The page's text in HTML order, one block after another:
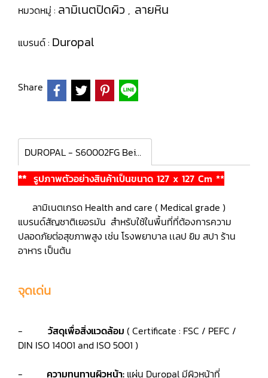
หมวดหมู่ : ลามิเนตปิดผิว , ลายหิน
แบรนด์ : Duropal
Share
DUROPAL - S60002FG Beige Belmont
** รูปภาพตัวอย่างสินค้าเป็นขนาด 127 x 127 Cm **
ลามิเนตเกรด Health and care ( Medical grade )
แบรนด์สัญชาติเยอรมัน สำหรับใช้ในพื้นที่ที่ต้องการความ
ปลอดภัยต่อสุขภาพสูง เช่น โรงพยาบาล เเลป ยิม สปา ร้าน
อาหาร เป็นต้น
จุดเด่น
- วัสดุเพื่อสิ่งแวดล้อม ( Certificate : FSC / PEFC /
DIN ISO 14001 and ISO 5001 )
- ความทนทานผิวหน้า: แผ่น Duropal มีผิวหน้าที่